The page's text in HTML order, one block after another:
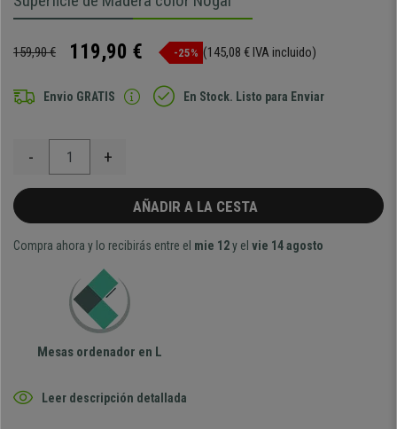
159,90 € 119,90 € -25% (145,08 € IVA incluido)
Envio GRATIS En Stock. Listo para Enviar
- +
AÑADIR A LA CESTA
Compra ahora y lo recibirás entre el mie 12y el vie 14 agosto
Mesas ordenador en L
Leer descripción detallada